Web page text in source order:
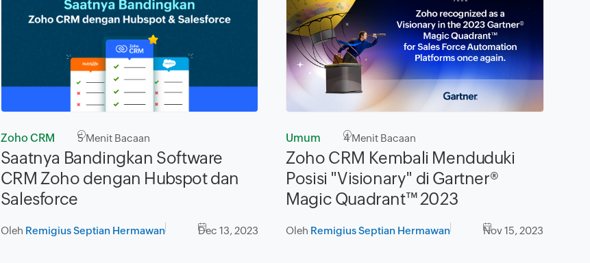
Zoho CRM 5Menit Bacaan
Saatnya Bandingkan Software
CRM Zoho dengan Hubspot dan
Salesforce
Oleh Remigius Septian Hermawan Dec 13, 2023
Umum 4Menit Bacaan
Zoho CRM Kembali Menduduki
Posisi "Visionary" di Gartner®
Magic Quadrant™ 2023
Oleh Remigius Septian Hermawan Nov 15, 2023